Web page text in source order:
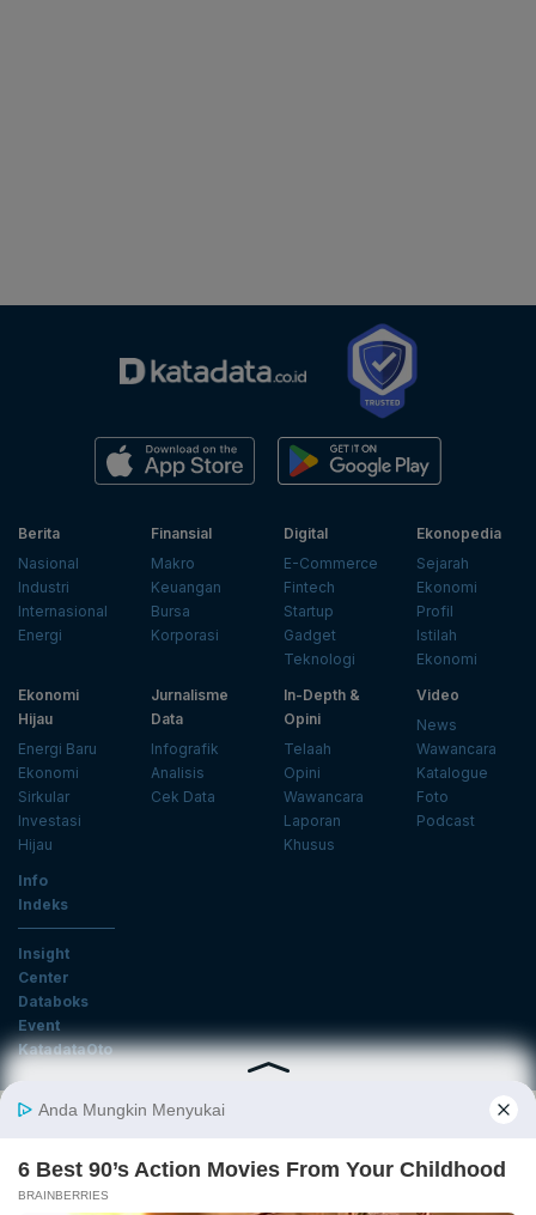
Berita
Nasional
Industri
Internasional
Energi
Finansial
Makro
Keuangan
Bursa
Korporasi
Digital
E-Commerce
Fintech
Startup
Gadget
Teknologi
Ekonopedia
Sejarah
Ekonomi
Profil
Istilah
Ekonomi
Ekonomi
Hijau
Energi Baru
Ekonomi
Sirkular
Investasi
Hijau
Jurnalisme
Data
Infografik
Analisis
Cek Data
In-Depth &
Opini
Telaah
Opini
Wawancara
Laporan
Khusus
Video
News
Wawancara
Katalogue
Foto
Podcast
Info
Indeks
Insight
Center
Databoks
Event
KatadataOto
Langganan Newsletter
Daftar